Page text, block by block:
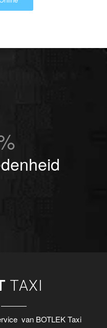
TAXI
van BOTLEK Taxi